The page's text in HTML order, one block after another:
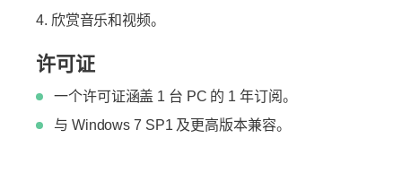
欣赏音乐和视频。
许可证
一个许可证涵盖 1 台 PC 的 1 年订阅。
与 Windows 7 SP1 及更高版本兼容。